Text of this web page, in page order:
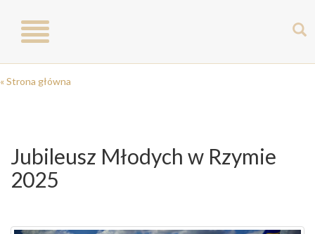
Toggle
navigation
« Strona główna
Jubileusz Młodych w Rzymie
2025